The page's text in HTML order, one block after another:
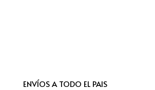
ENVÍOS A TODO EL PAIS